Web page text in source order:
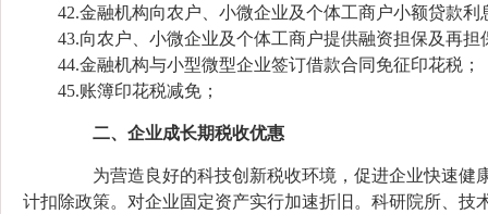
42.金融机构向农户、小微企业及个体工商户小额贷款利
43.向农户、小微企业及个体工商户提供融资担保及再担
44.金融机构与小型微型企业签订借款合同免征印花税；
45.账簿印花税减免；
二、企业成长期税收优惠
为营造良好的科技创新税收环境，促进企业快速健
计扣除政策。对企业固定资产实行加速折旧。科研院所、